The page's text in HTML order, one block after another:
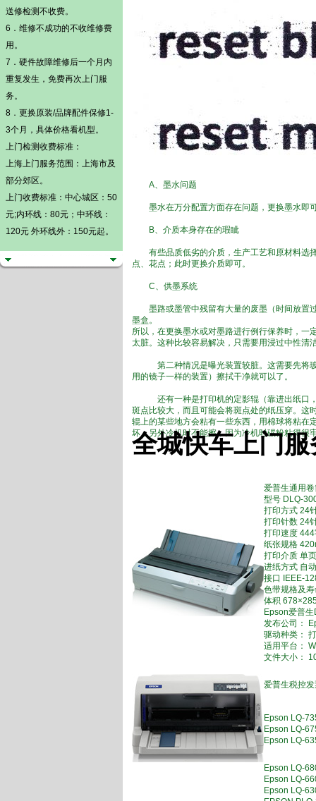
送修检测不收费。
6．维修不成功的不收维修费
用。
7．硬件故障维修后一个月内
重复发生，免费再次上门服
务。
8．更换原装/品牌配件保修1-
3个月，具体价格看机型。
上门检测收费标准：
上海上门服务范围：上海市及
部分郊区。
上门收费标准：中心城区：50
元;内环线：80元；中环线：
120元 外环线外：150元起。
A、墨水问题
墨水在万分配置方面存在问题，更换墨水即
B、介质本身存在的瑕眦
有些品质低劣的介质，生产工艺和原材料选择
点、花点；此时更换介质即可。
C、供墨系统
墨路或墨管中残留有大量的废墨（时间放置过
墨盒。
所以，在更换墨水或对墨路进行例行保养时，一
太脏。这种比较容易解决，只需要用浸过中性清
第二种情况是曝光装置较脏。这需要先将玻
用的镜子一样的装置）擦拭干净就可以了。
还有一种是打印机的定影辊（靠进出纸口，
斑点比较大，而且可能会将斑点处的纸压穿。这
辊上的某些地方会粘有一些东西，用棉球将粘在
坏，另外冷机时不能擦，因为冷机时碳粉粘得很
全城快车上门服
爱普生通用
型号 DLQ-
打印方式 24
打印针数 24
打印速度
纸张规格
打印介质 单
进纸方式 自
接口 IEEE-
色带规格及
体积
Epson爱普
发布公司：
驱动种类：
适用平台：
文件大小：
爱普生税控
Epson LQ-
Epson LQ-
Epson LQ-
Epson LQ-
Epson LQ-
Epson LQ-